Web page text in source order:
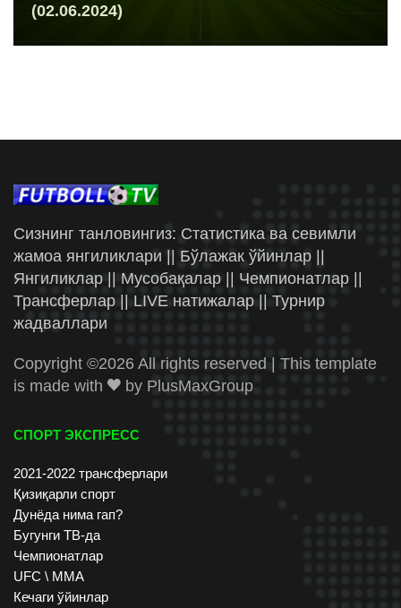
(02.06.2024)
Сизнинг танловингиз: Статистика ва севимли
жамоа янгиликлари || Бўлажак ўйинлар ||
Янгиликлар || Мусобақалар || Чемпионатлар ||
Трансферлар || LIVE натижалар || Турнир
жадваллари
Copyright ©2026 All rights reserved | This template
is made with
by PlusMaxGroup
СПОРТ ЭКСПРЕСС
2021-2022 трансферлари
Қизиқарли спорт
Дунёда нима гап?
Бугунги ТВ-да
Чемпионатлар
UFC \ ММА
Кечаги ўйинлар